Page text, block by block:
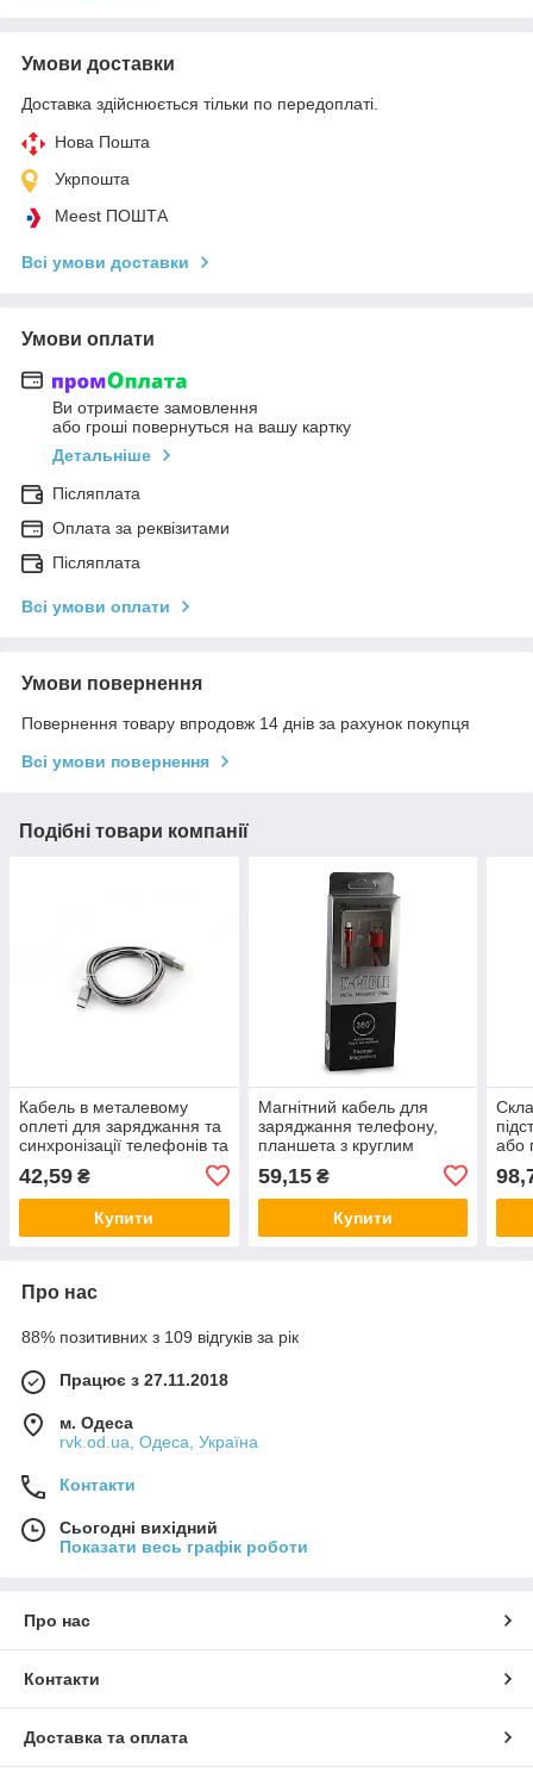
Умови доставки
Доставка здійснюється тільки по передоплаті.
Нова Пошта
Укрпошта
Meest ПОШТА
Всі умови доставки
Умови оплати
Ви отримаєте замовлення
або гроші повернуться на вашу картку
Детальніше
Післяплата
Оплата за реквізитами
Післяплата
Всі умови оплати
Умови повернення
Повернення товару впродовж 14 днів за рахунок покупця
Всі умови повернення
Подібні товари компанії
Кабель в металевому
оплеті для заряджання та
синхронізації телефонів та
(Type-C)
42,59 ₴
Купити
Магнітний кабель для
заряджання телефону,
планшета з круглим
роз&#39;ємом micro, M3
59,15₴
Купити
або
Про нас
88% позитивних з 109 відгуків за рік
Працює з 27.11.2018
м. Одеса
rvk.od.ua, Одеса, Україна
Контакти
Сьогодні вихідний
Показати весь графік роботи
Про нас
Контакти
Доставка та оплата